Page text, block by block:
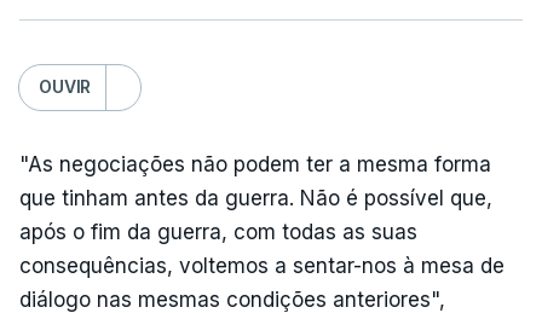
OUVIR
"As negociações não podem ter a mesma forma
que tinham antes da guerra. Não é possível que,
após o fim da guerra, com todas as suas
consequências, voltemos a sentar-nos à mesa de
diálogo nas mesmas condições anteriores",